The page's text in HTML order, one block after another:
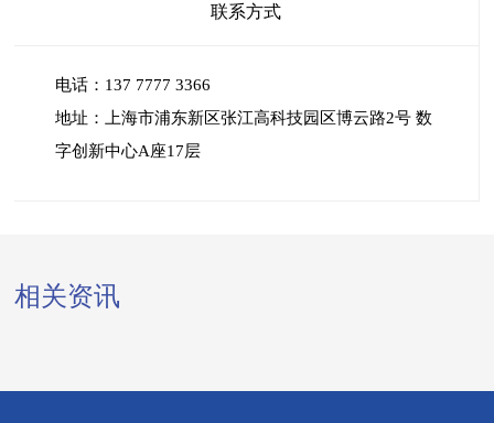
联系方式
电话：137 7777 3366
地址：上海市浦东新区张江高科技园区博云路2号 数
字创新中心A座17层
相关资讯